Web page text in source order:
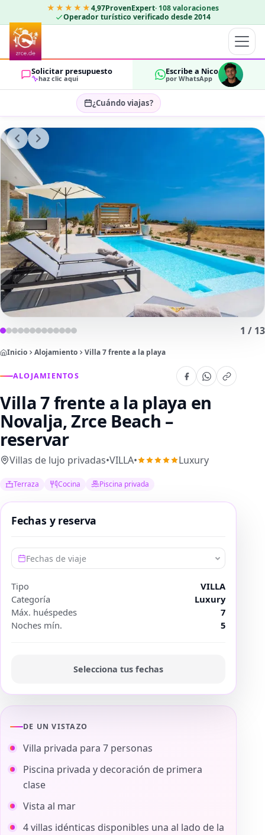
★★★★★4,97ProvenExpert· 108 valoraciones
Operador turístico verificado desde 2014
Solicitar presupuesto
haz clic aquí
Escribe a Nico
por WhatsApp
¿Cuándo viajas?
Seleccionar fechas…
HUÉSPEDES
1 / 13
Inicio Alojamiento Villa 7 frente a la playa
ALOJAMIENTOS
Villa 7 frente a la playa en
Novalja, Zrce Beach –
reservar
Villas de lujo privadas•VILLA• Luxury
Terraza Cocina Piscina privada
DE UN VISTAZO
Villa privada para 7 personas
Piscina privada y decoración de primera
clase
Vista al mar
4 villas idénticas disponibles una al lado de la
Fechas y reserva
Fechas de viaje
Tipo
VILLA
Categoría
Luxury
Máx. huéspedes
7
Noches mín.
5
Selecciona tus fechas